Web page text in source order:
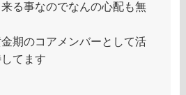
る事なのでなんの心配も無
期のコアメンバーとして活
てます